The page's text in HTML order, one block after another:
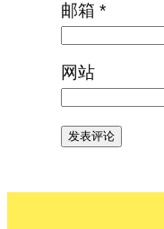
邮箱 *
网站